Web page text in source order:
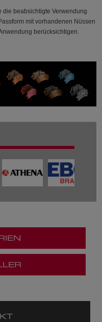
die beabsichtigte Verwendung
mit vorhandenen Nüssen
berücksichtigen.